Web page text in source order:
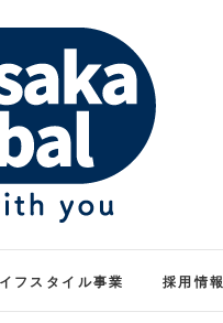
ル
フスタイル事業 採用情報